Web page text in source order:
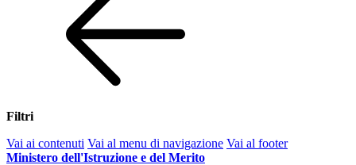
Filtri
Vai ai contenuti Vai al menu di navigazione Vai al footer
Ministero dell'Istruzione e del Merito